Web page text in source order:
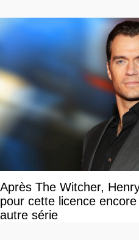
Après The Witcher,
pour cette licence
autre série